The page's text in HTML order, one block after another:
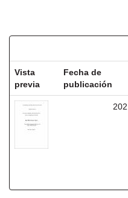
Vista
previa
Fecha de
publicación